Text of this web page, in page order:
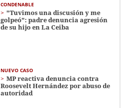
CONDENABLE
"Tuvimos una discusión y me
golpeó": padre denuncia agresión
de su hijo en La Ceiba
NUEVO CASO
MP reactiva denuncia contra
Roosevelt Hernández por abuso de
autoridad